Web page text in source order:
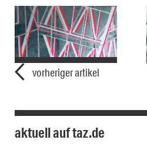
vorheriger artikel
aktuell auf taz.de